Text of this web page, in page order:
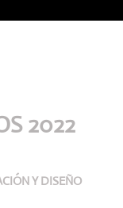
2022
Y DISEÑO